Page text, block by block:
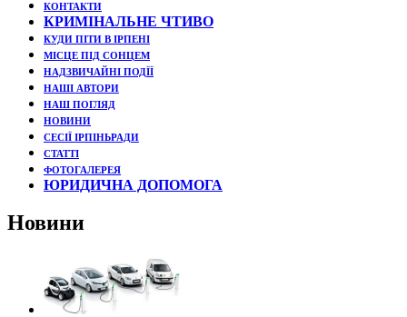
КОНТАКТИ
КРИМІНАЛЬНЕ ЧТИВО
КУДИ ПІТИ В ІРПЕНІ
МІСЦЕ ПІД СОНЦЕМ
НАДЗВИЧАЙНІ ПОДЇЇ
НАШІ АВТОРИ
НАШ ПОГЛЯД
НОВИНИ
СЕСІЇ ІРПІНЬРАДИ
СТАТТІ
ФОТОГАЛЕРЕЯ
ЮРИДИЧНА ДОПОМОГА
Новини